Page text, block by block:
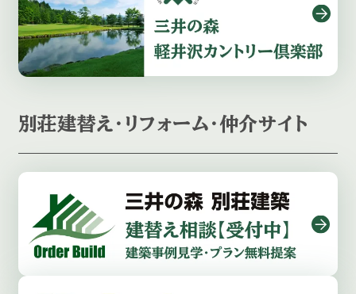
別荘建替え・リフォーム・仲介サイト